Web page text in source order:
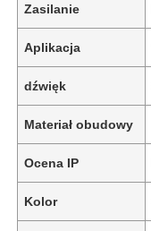
Zasilanie
Aplikacja
dźwięk
Materiał obudowy
Ocena IP
Kolor